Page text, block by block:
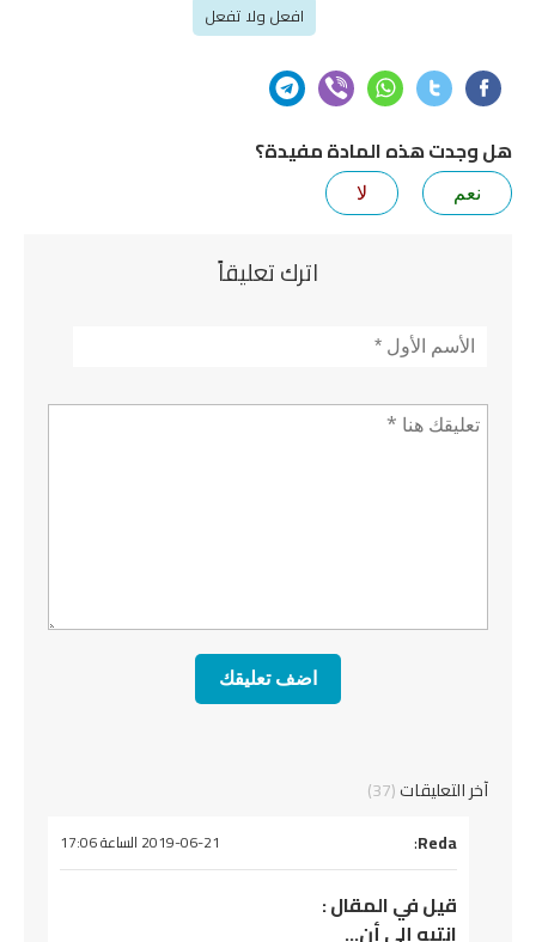
افعل ولا تفعل
هل وجدت هذه المادة مفيدة؟
نعم لا
اترك تعليقاً
الأسم*
تعليق *
آخر التعليقات(37)
يقول
Reda
: 2019-06-21 الساعة 17:06
قيل في المقال :
انتبه إلى أن…